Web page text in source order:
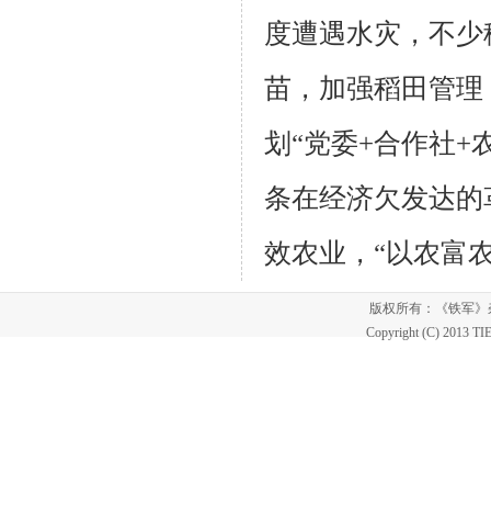
度遭遇水灾， 不少
苗，加强稻田管
划“党委+合作社+
条在经济欠发达
效农业，“以农富
版权所有：《铁军
Copyright (C) 2013